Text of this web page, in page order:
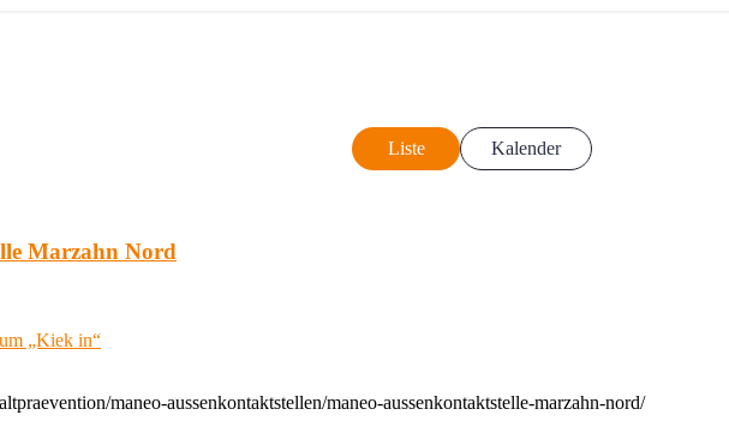
Liste Kalender
Marzahn Nord
„Kiek in“
maneo-aussenkontaktstellen/maneo-aussenkontaktstelle-marzahn-nord/